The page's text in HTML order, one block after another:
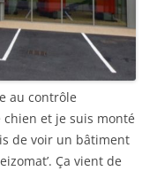
au contrôle
et je suis monté
de voir un bâtiment
Ça vient de